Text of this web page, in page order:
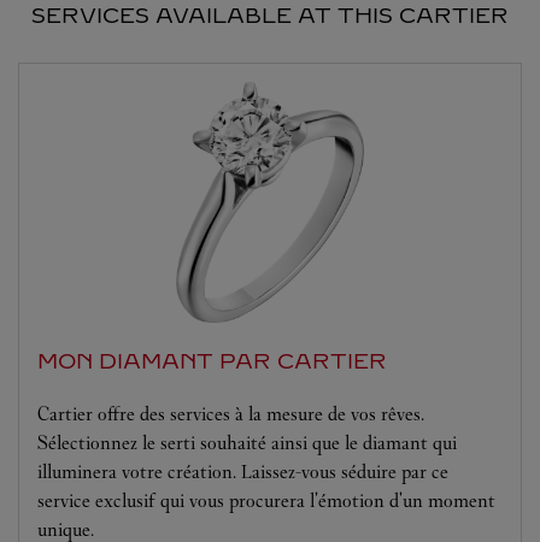
SERVICES AVAILABLE AT THIS CARTIER
MON DIAMANT PAR CARTIER
Cartier offre des services à la mesure de vos rêves.
Sélectionnez le serti souhaité ainsi que le diamant qui
illuminera votre création. Laissez-vous séduire par ce
service exclusif qui vous procurera l'émotion d'un moment
unique.